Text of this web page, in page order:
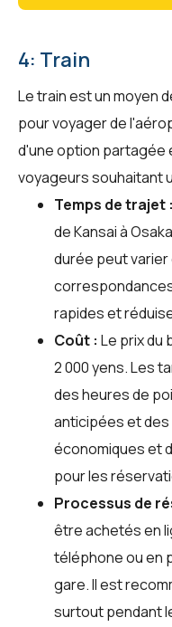
4: Train
Le train est un moyen
pour voyager de
d'une option partagée
voyageurs souhaitant
Temps de trajet :
de Kansai à
durée peut
rapides et
Coût : Le prix du
2 000 yens. Les
des heures de
anticipées et
économiques et
pour les
Processus de
être achetés en
téléphone ou en
gare. Il est
surtout pendant